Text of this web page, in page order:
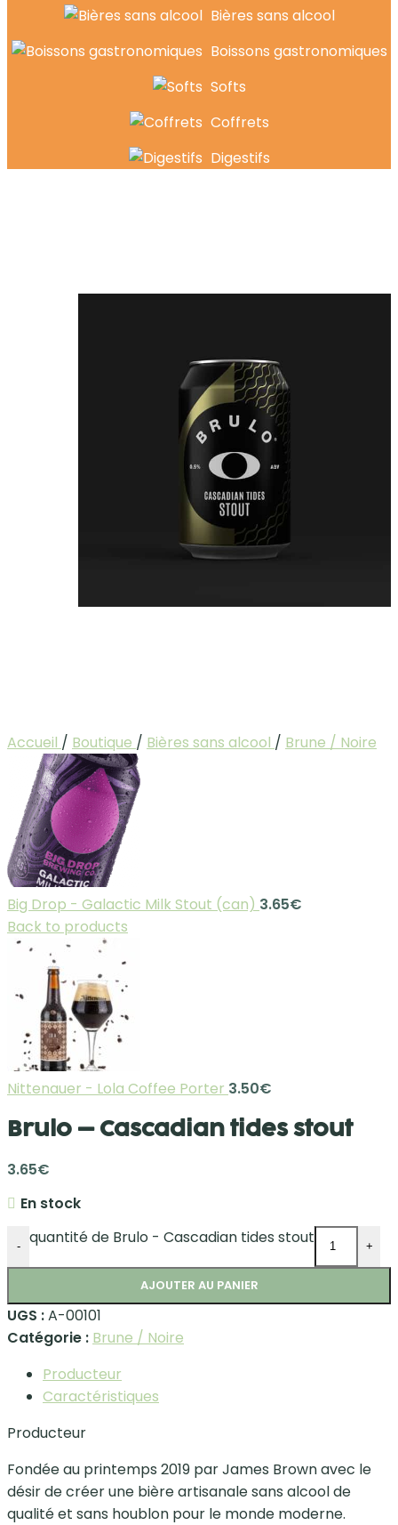
Bières sans alcool
Boissons gastronomiques
Softs
Coffrets
Digestifs
Accueil / Boutique / Bières sans alcool / Brune / Noire
Big Drop - Galactic Milk Stout (can) 3.65€
Back to products
Nittenauer - Lola Coffee Porter 3.50€
Brulo – Cascadian tides stout
3.65€
En stock
- quantité de Brulo - Cascadian tides stout +
AJOUTER AU PANIER
UGS :A-00101
Catégorie : Brune / Noire
Producteur
Caractéristiques
Producteur
Fondée au printemps 2019 par James Brown avec le
désir de créer une bière artisanale sans alcool de
qualité et sans houblon pour le monde moderne.